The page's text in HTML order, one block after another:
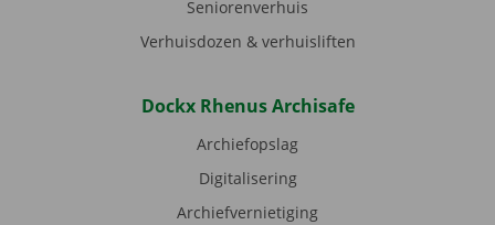
Seniorenverhuis
Verhuisdozen & verhuisliften
Dockx Rhenus Archisafe
Archiefopslag
Digitalisering
Archiefvernietiging